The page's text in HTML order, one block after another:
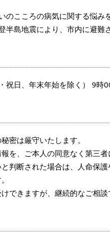
のこころの病気に関する悩
半島地震により、市内に避難
祝日、年末年始を除く） 9時
密は厳守いたします。
を、ご本人の同意なく第三
判断された場合は、人命保
できますが、継続的なご相談